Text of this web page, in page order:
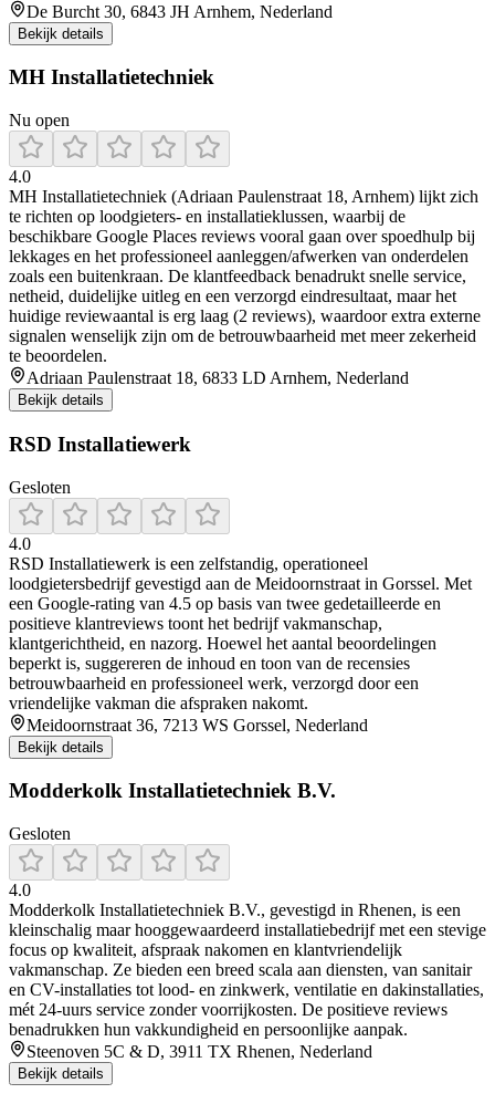
De Burcht 30, 6843 JH Arnhem, Nederland
Bekijk details
MH Installatietechniek
Nu open
4.0
MH Installatietechniek (Adriaan Paulenstraat 18, Arnhem) lijkt zich
te richten op loodgieters- en installatieklussen, waarbij de
beschikbare Google Places reviews vooral gaan over spoedhulp bij
lekkages en het professioneel aanleggen/afwerken van onderdelen
zoals een buitenkraan. De klantfeedback benadrukt snelle service,
netheid, duidelijke uitleg en een verzorgd eindresultaat, maar het
huidige reviewaantal is erg laag (2 reviews), waardoor extra externe
signalen wenselijk zijn om de betrouwbaarheid met meer zekerheid
te beoordelen.
Adriaan Paulenstraat 18, 6833 LD Arnhem, Nederland
Bekijk details
RSD Installatiewerk
Gesloten
4.0
RSD Installatiewerk is een zelfstandig, operationeel
loodgietersbedrijf gevestigd aan de Meidoornstraat in Gorssel. Met
een Google-rating van 4.5 op basis van twee gedetailleerde en
positieve klantreviews toont het bedrijf vakmanschap,
klantgerichtheid, en nazorg. Hoewel het aantal beoordelingen
beperkt is, suggereren de inhoud en toon van de recensies
betrouwbaarheid en professioneel werk, verzorgd door een
vriendelijke vakman die afspraken nakomt.
Meidoornstraat 36, 7213 WS Gorssel, Nederland
Bekijk details
Modderkolk Installatietechniek B.V.
Gesloten
4.0
Modderkolk Installatietechniek B.V., gevestigd in Rhenen, is een
kleinschalig maar hooggewaardeerd installatiebedrijf met een stevige
focus op kwaliteit, afspraak nakomen en klantvriendelijk
vakmanschap. Ze bieden een breed scala aan diensten, van sanitair
en CV-installaties tot lood- en zinkwerk, ventilatie en dakinstallaties,
mét 24-uurs service zonder voorrijkosten. De positieve reviews
benadrukken hun vakkundigheid en persoonlijke aanpak.
Steenoven 5C & D, 3911 TX Rhenen, Nederland
Bekijk details